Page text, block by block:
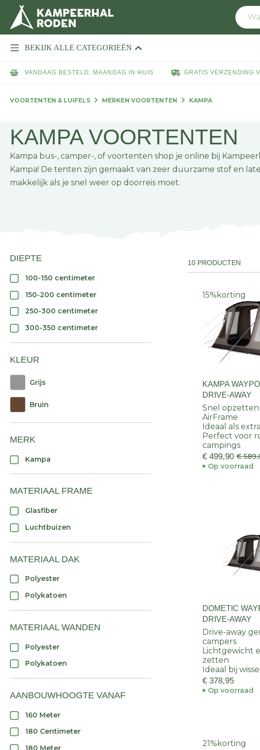
BEKIJK ALLE CATEGORIEËN
VANDAAG BESTELD, MAANDAG IN HUIS GRATIS VERZENDING
VOORTENTEN & LUIFELS MERKEN VOORTENTEN KAMPA
KAMPA VOORTENTEN
Kampa bus-, camper-, of voortenten shop je online bij
Kampa! De tenten zijn gemaakt van zeer duurzame stof en
makkelijk als je snel weer op doorreis moet.
DIEPTE
100-150 centimeter
150-200 centimeter
250-300 centimeter
300-350 centimeter
KLEUR
Grijs
Bruin
MERK
Kampa
MATERIAAL FRAME
Glasfiber
Luchtbuizen
MATERIAAL DAK
Polyester
Polykatoen
MATERIAAL WANDEN
Polyester
Polykatoen
AANBOUWHOOGTE VANAF
160 Meter
180 Centimeter
180 Meter
10 PRODUCTEN
15% korting
KAMPA
DRIVE-AWAY
Snel
AirFrame
Ideaal als
Perfect voor
campings
€ 499,90 €
Op voorraad
DOMETIC
DRIVE-AWAY
Drive-away
campers
Lichtgewicht
zetten
Ideaal bij
€ 378,95
Op voorraad
21% korting